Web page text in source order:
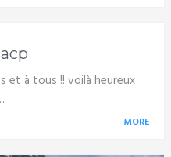
et à tous !! voilà heureux
MORE